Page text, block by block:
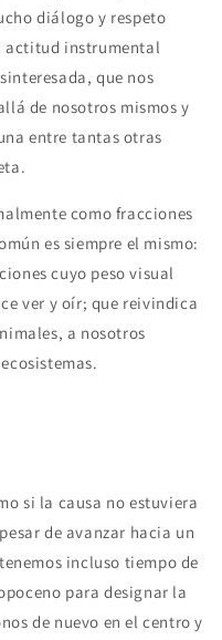
diálogo y respeto
actitud instrumental
que nos
de nosotros mismos y
entre tantas otras
como fracciones
es siempre el mismo:
cuyo peso visual
ver y oír; que reivindica
a nosotros
si la causa no estuviera
de avanzar hacia un
incluso tiempo de
para designar la
de nuevo en el centro y